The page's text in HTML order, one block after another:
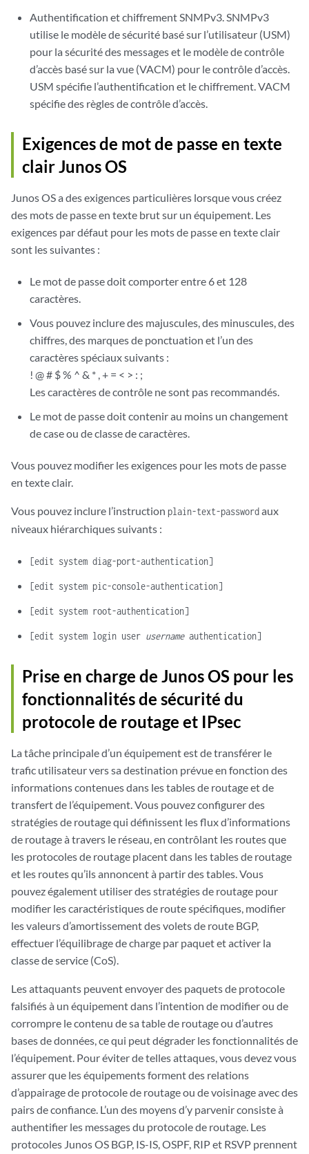
Authentification et chiffrement SNMPv3. SNMPv3
utilise le modèle de sécurité basé sur l’utilisateur (USM)
pour la sécurité des messages et le modèle de contrôle
d’accès basé sur la vue (VACM) pour le contrôle d’accès.
USM spécifie l’authentification et le chiffrement. VACM
spécifie des règles de contrôle d’accès.
Exigences de mot de passe en texte
clair Junos OS
Junos OS a des exigences particulières lorsque vous créez
des mots de passe en texte brut sur un équipement. Les
exigences par défaut pour les mots de passe en texte clair
sont les suivantes :
Le mot de passe doit comporter entre 6 et 128
caractères.
Vous pouvez inclure des majuscules, des minuscules, des
chiffres, des marques de ponctuation et l’un des
caractères spéciaux suivants :
! @ # $ % ^ & * , + = < > : ;
Les caractères de contrôle ne sont pas recommandés.
Le mot de passe doit contenir au moins un changement
de case ou de classe de caractères.
Vous pouvez modifier les exigences pour les mots de passe
en texte clair.
Vous pouvez inclure l’instruction plain-text-passwordaux
niveaux hiérarchiques suivants :
[edit system diag-port-authentication]
[edit system pic-console-authentication]
[edit system root-authentication]
[edit system login user usernameauthentication]
Prise en charge de Junos OS pour les
fonctionnalités de sécurité du
protocole de routage et IPsec
La tâche principale d’un équipement est de transférer le
trafic utilisateur vers sa destination prévue en fonction des
informations contenues dans les tables de routage et de
transfert de l’équipement. Vous pouvez configurer des
stratégies de routage qui définissent les flux d’informations
de routage à travers le réseau, en contrôlant les routes que
les protocoles de routage placent dans les tables de routage
et les routes qu’ils annoncent à partir des tables. Vous
pouvez également utiliser des stratégies de routage pour
modifier les caractéristiques de route spécifiques, modifier
les valeurs d’amortissement des volets de route BGP,
effectuer l’équilibrage de charge par paquet et activer la
classe de service (CoS).
Les attaquants peuvent envoyer des paquets de protocole
falsifiés à un équipement dans l’intention de modifier ou de
corrompre le contenu de sa table de routage ou d’autres
bases de données, ce qui peut dégrader les fonctionnalités de
l’équipement. Pour éviter de telles attaques, vous devez vous
assurer que les équipements forment des relations
d’appairage de protocole de routage ou de voisinage avec des
pairs de confiance. L’un des moyens d’y parvenir consiste à
authentifier les messages du protocole de routage. Les
protocoles Junos OS BGP, IS-IS, OSPF, RIP et RSVP prennent